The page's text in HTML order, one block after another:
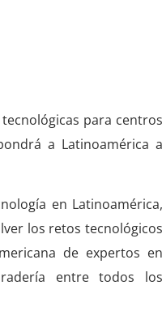
para centros
a Latinoamérica a
en Latinoamérica,
los retos tecnológicos
de expertos en
entre todos los